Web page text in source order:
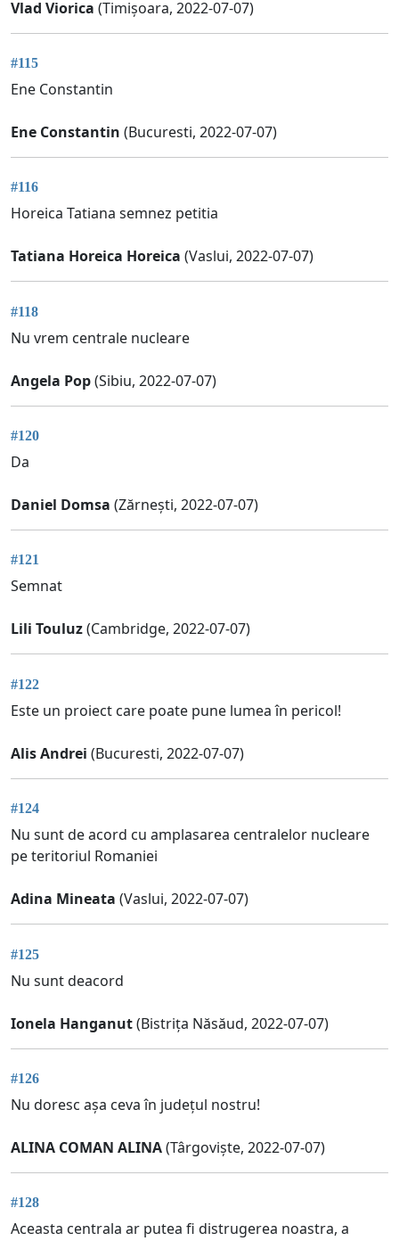
Vlad Viorica (Timișoara, 2022-07-07)
#115
Ene Constantin
Ene Constantin (Bucuresti, 2022-07-07)
#116
Horeica Tatiana semnez petitia
Tatiana Horeica Horeica (Vaslui, 2022-07-07)
#118
Nu vrem centrale nucleare
Angela Pop(Sibiu, 2022-07-07)
#120
Da
Daniel Domsa (Zărnești, 2022-07-07)
#121
Semnat
Lili Touluz(Cambridge, 2022-07-07)
#122
Este un proiect care poate pune lumea în pericol!
Alis Andrei (Bucuresti, 2022-07-07)
#124
Nu sunt de acord cu amplasarea centralelor nucleare
pe teritoriul Romaniei
Adina Mineata (Vaslui, 2022-07-07)
#125
Nu sunt deacord
Ionela Hanganut(Bistrița Năsăud, 2022-07-07)
#126
Nu doresc așa ceva în județul nostru!
ALINA COMAN ALINA(Târgoviște, 2022-07-07)
#128
Aceasta centrala ar putea fi distrugerea noastra, a